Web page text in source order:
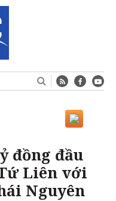
đồng đầu
Liên với
Nguyên